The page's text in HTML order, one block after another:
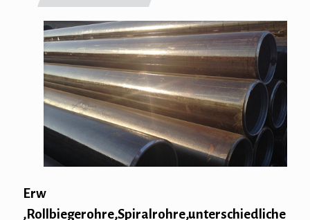
Erw
,Rollbiegerohre,Spiralrohre,unterschiedliche